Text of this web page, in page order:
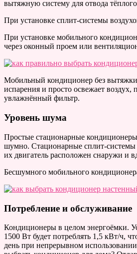
вытяжную систему для отвода
При установке сплит-системы
При установке мобильного
через оконный проем или
Мобильный кондиционер без вытяжки
испарения и просто освежает воздух,
увлажнённый фильтр.
Уровень шума
Простые стационарные
шумно. Стационарные сплит-системы
их двигатель расположен снаружи и
Бесшумного мобильного
Потребление и обслуживание
Кондиционеры в целом энергоёмки.
1500 Вт будет потреблять 1,5 кВт/ч,
день при непрерывном